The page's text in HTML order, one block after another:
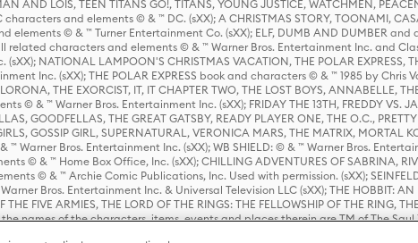
AND LOIS, TEEN TITANS GO!, TITANS, YOUNG JUSTICE, WATCHMEN,
and elements © & ™ DC. (sXX); A CHRISTMAS STORY, TOONAMI,
elements © & ™ Turner Entertainment Co. (sXX); ELF, DUMB AND DUMBER
related characters and elements © & ™ Warner Bros. Entertainment Inc. and
NATIONAL LAMPOON'S CHRISTMAS VACATION, THE POLAR EXPRESS,
Inc. (sXX); THE POLAR EXPRESS book and characters © & ™ 1985 by Chris
THE EXORCIST, IT, IT CHAPTER TWO, THE LOST BOYS, ANNABELLE,
© & ™ Warner Bros. Entertainment Inc. (sXX); FRIDAY THE 13TH, FREDDY
GOODFELLAS, THE GREAT GATSBY, READY PLAYER ONE, THE O.C., PRETTY
GOSSIP GIRL, SUPERNATURAL, VERONICA MARS, THE MATRIX, MORTAL
Bros. Entertainment Inc. (sXX); WB SHIELD: © & ™ Warner Bros.
© & ™ Home Box Office, Inc. (sXX); CHILLING ADVENTURES OF SABRINA,
© & ™ Archie Comic Publications, Inc. Used with permission. (sXX);
Bros. Entertainment Inc. & Universal Television LLC (sXX); THE HOBBIT: AN
FIVE ARMIES, THE LORD OF THE RINGS: THE FELLOWSHIP OF THE RING,
the names of the characters, items, events and places therein are TM of The